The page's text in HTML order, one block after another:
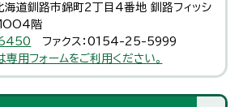
釧路市錦町2丁目4番地 釧路フィッシ
階
ファクス：0154-25-5999
専用フォームをご利用ください。